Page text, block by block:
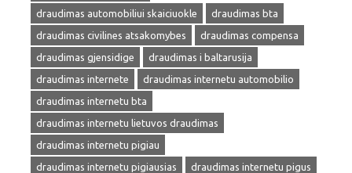
draudimas automobiliui skaiciuokle
draudimas bta
draudimas civilines atsakomybes
draudimas compensa
draudimas gjensidige
draudimas i baltarusija
draudimas internete
draudimas internetu automobilio
draudimas internetu bta
draudimas internetu lietuvos draudimas
draudimas internetu pigiau
draudimas internetu pigiausias
draudimas internetu pigus